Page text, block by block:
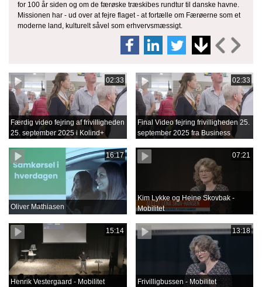
for 100 år siden og om de færøske træskibes rundtur til danske havne.
Missionen har - ud over at fejre flaget - at fortælle om Færøerne som et
moderne land, kulturelt såvel som erhvervsmæssigt.
02:33
Færdig video fejring af frivilligheden
25. september 2025 i Kolind+
02:33
Final Video fejring frivilligheden 25.
september 2025 fra Business
16:17
Oliver Mathiasen
07:21
Kim Lykke og Heine Skovbak -
Mobilitet
15:14
Henrik Vestergaard - Mobilitet
13:18
Frivilligbussen - Mobilitet